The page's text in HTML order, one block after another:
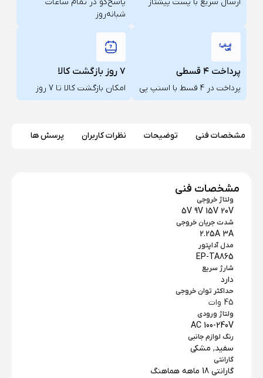
ارسال سریع با پست پیشتاز
پاسخ‌گو در تمام ساعات
شبانه‌روز
پرداخت ۴ قسطی
پرداخت در 4 قسط با اسنپ پی
۷ روز بازگشت کالا
امکان بازگشت کالا تا 7 روز
مشخصات فنی توضیحات نظرات کاربران پرسش ها
مشخصات فنی
ولتاژ خروجی
5V 9V 15V 20V
شدت جریان خروجی
2.25A 3A
مدل آداپتور
EP-TA865
شارژ سریع
دارد
حداکثر توان خروجی
45 وات
ولتاژ ورودی
AC 100-240V
رنگ لوازم جانبی
سفید, مشکی
گارانتی
گارانتی 18 ماهه هماهنگ